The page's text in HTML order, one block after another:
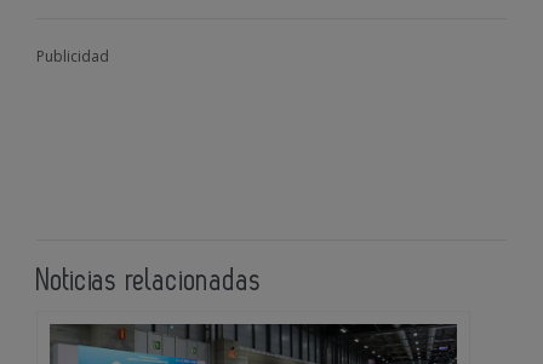
Publicidad
Noticias relacionadas